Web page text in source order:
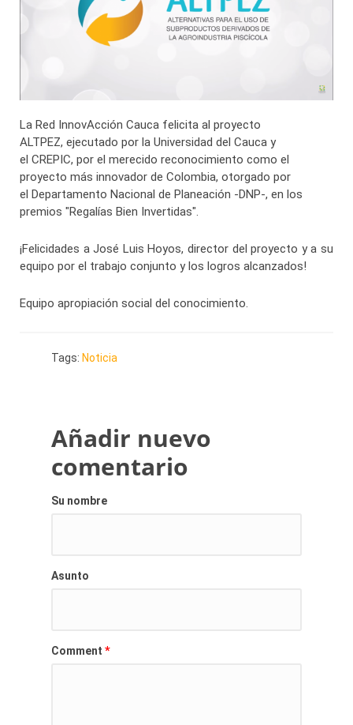
La Red InnovAcción‬ Cauca‬ felicita al proyecto
ALTPEZ, ejecutado por la Universidad del Cauca y
el CREPIC, por el merecido reconocimiento como el
proyecto más innovador de Colombia, otorgado por
el Departamento Nacional de Planeación -DNP-, en los
premios "Regalías Bien Invertidas".
¡Felicidades a José Luis Hoyos, director del proyecto y a su
equipo por el trabajo conjunto y los logros alcanzados!
Equipo apropiación social del conocimiento.
Tags: Noticia
Añadir nuevo
comentario
Su nombre
Asunto
Comment *